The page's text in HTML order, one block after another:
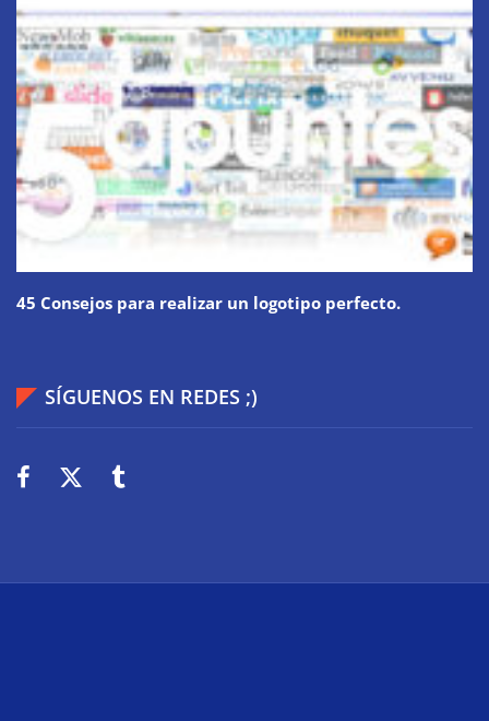
45 Consejos para realizar un logotipo perfecto.
SÍGUENOS EN REDES ;)